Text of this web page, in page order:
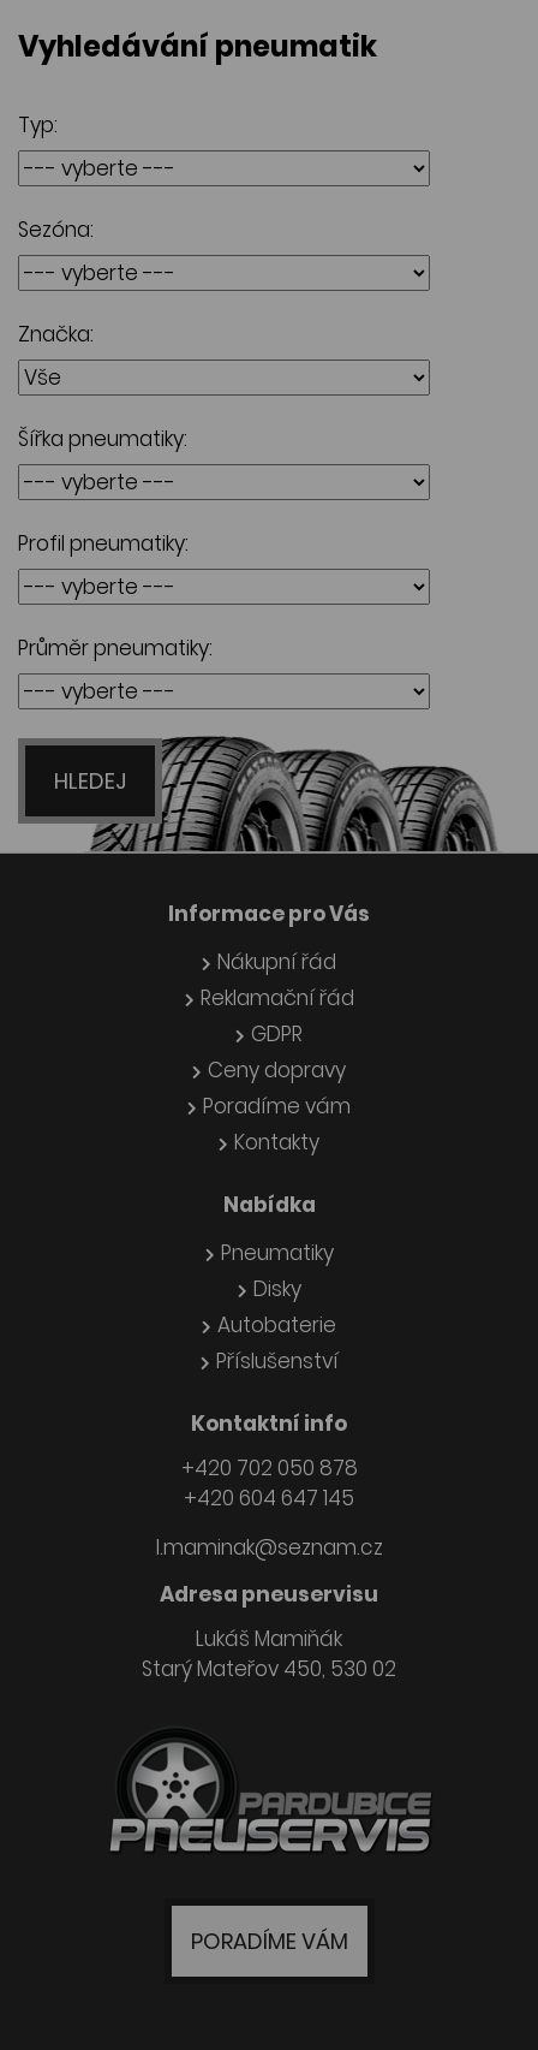
Vyhledávání pneumatik
Typ:
Sezóna:
Značka:
Šířka pneumatiky:
Profil pneumatiky:
Průměr pneumatiky:
HLEDEJ
Informace pro Vás
Nákupní řád
Reklamační řád
GDPR
Ceny dopravy
Poradíme vám
Kontakty
Nabídka
Pneumatiky
Disky
Autobaterie
Příslušenství
Kontaktní info
+420 702 050 878
+420 604 647 145
l.maminak@seznam.cz
Adresa pneuservisu
Lukáš Mamiňák
Starý Mateřov 450, 530 02
PORADÍME VÁM